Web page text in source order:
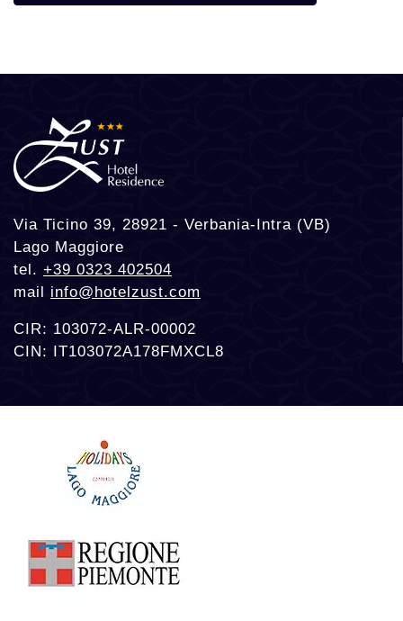
Via Ticino 39, 28921 - Verbania-Intra (VB)
Lago Maggiore
tel. +39 0323 402504
mail info@hotelzust.com
CIR: 103072-ALR-00002
CIN: IT103072A178FMXCL8